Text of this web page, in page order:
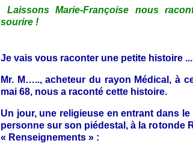
Laissons Marie-Françoise nous
sourire !
Je vais vous raconter une petite histoire
Mr. M….., acheteur du rayon Médical, à
mai 68, nous a raconté cette histoire.
Un jour, une religieuse en entrant dans
personne sur son piédestal, à la rotonde
« Renseignements » :